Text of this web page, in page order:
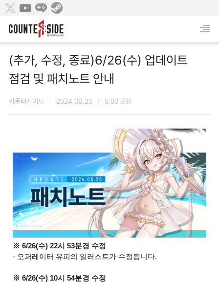
(추가, 수정, 종료)6/26(수) 업데이트
점검 및 패치노트 안내
카운터사이드 2024.06.25 5:00 오전
※ 6/26(수) 22시 53분경 수정
- 오퍼레이터 유피의 일러스트가 수정됩니다.
※ 6/26(수) 10시 54분경 수정